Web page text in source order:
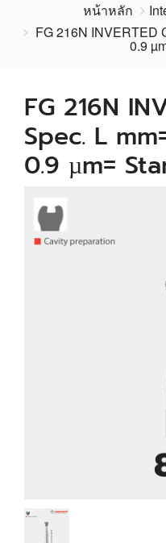
หน้าหลัก
FG 216N INVERTED
0.9
FG 216N
Spec. L
0.9 µm=